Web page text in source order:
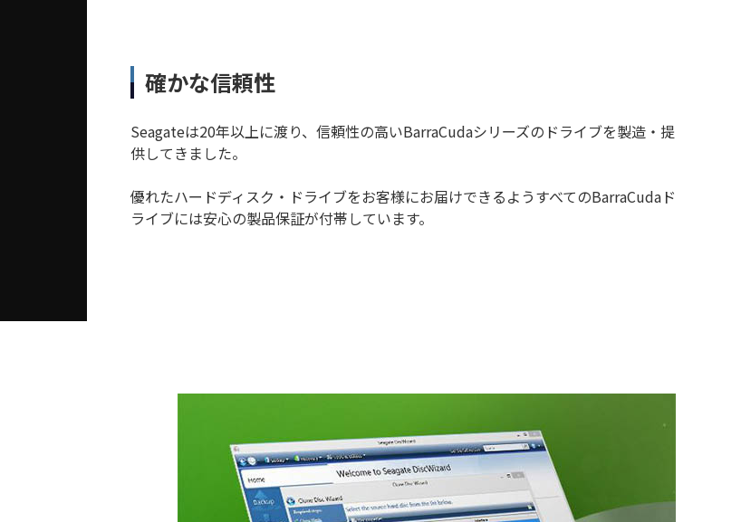
確かな信頼性
Seagateは20年以上に渡り、信頼性の高いBarraCudaシリーズのドライブを製造・提
供してきました。
優れたハードディスク・ドライブをお客様にお届けできるようすべてのBarraCudaド
ライブには安心の製品保証が付帯しています。